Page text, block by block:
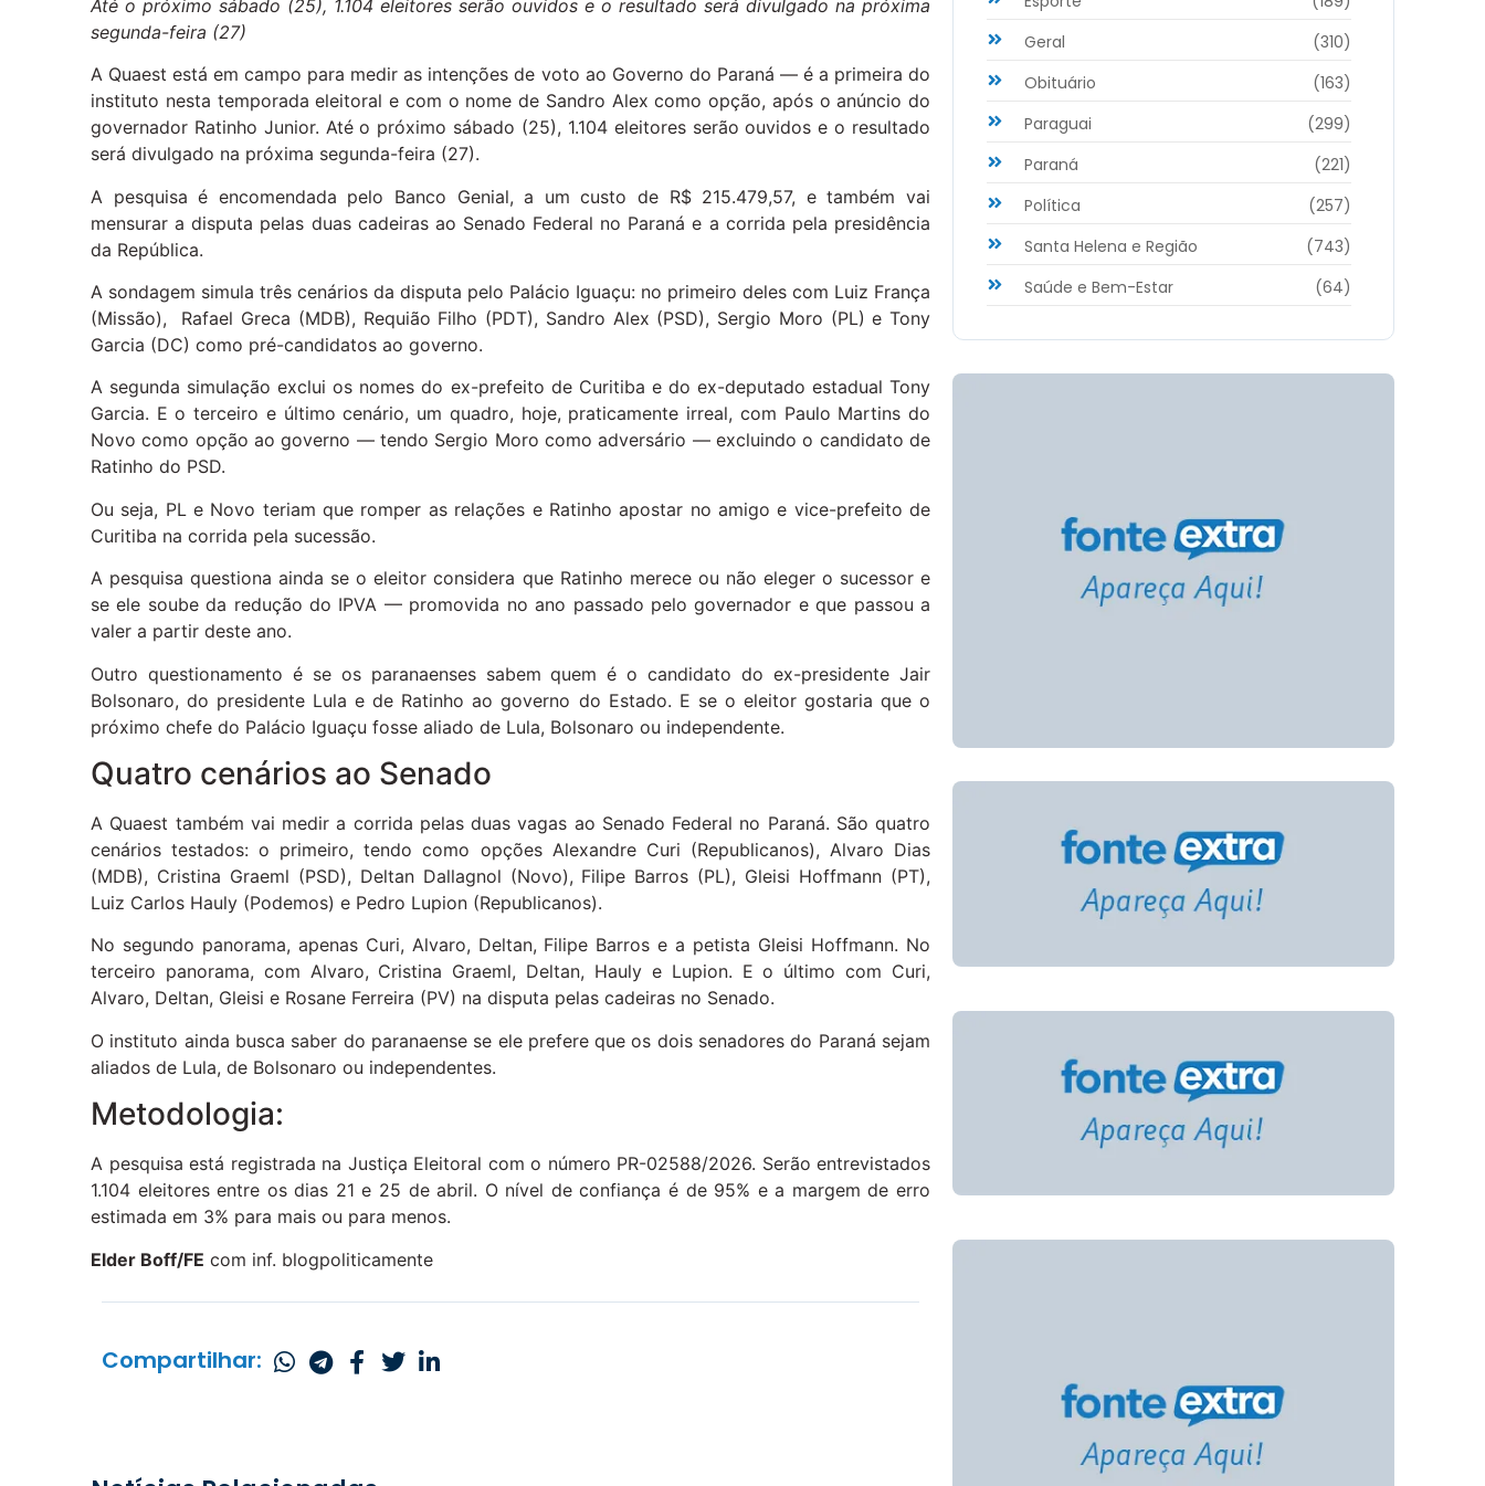
Até o próximo sábado (25), 1.104 eleitores serão ouvidos e o resultado será divulgado na próxima
segunda-feira (27)
A Quaest está em campo para medir as intenções de voto ao Governo do Paraná — é a primeira do
instituto nesta temporada eleitoral e com o nome de Sandro Alex como opção, após o anúncio do
governador Ratinho Junior. Até o próximo sábado (25), 1.104 eleitores serão ouvidos e o resultado
será divulgado na próxima segunda-feira (27).
A pesquisa é encomendada pelo Banco Genial, a um custo de R$ 215.479,57, e também vai
mensurar a disputa pelas duas cadeiras ao Senado Federal no Paraná e a corrida pela presidência
da República.
A sondagem simula três cenários da disputa pelo Palácio Iguaçu: no primeiro deles com Luiz França
(Missão), Rafael Greca (MDB), Requião Filho (PDT), Sandro Alex (PSD), Sergio Moro (PL) e Tony
Garcia (DC) como pré-candidatos ao governo.
A segunda simulação exclui os nomes do ex-prefeito de Curitiba e do ex-deputado estadual Tony
Garcia. E o terceiro e último cenário, um quadro, hoje, praticamente irreal, com Paulo Martins do
Novo como opção ao governo — tendo Sergio Moro como adversário — excluindo o candidato de
Ratinho do PSD.
Ou seja, PL e Novo teriam que romper as relações e Ratinho apostar no amigo e vice-prefeito de
Curitiba na corrida pela sucessão.
A pesquisa questiona ainda se o eleitor considera que Ratinho merece ou não eleger o sucessor e
se ele soube da redução do IPVA — promovida no ano passado pelo governador e que passou a
valer a partir deste ano.
Outro questionamento é se os paranaenses sabem quem é o candidato do ex-presidente Jair
Bolsonaro, do presidente Lula e de Ratinho ao governo do Estado. E se o eleitor gostaria que o
próximo chefe do Palácio Iguaçu fosse aliado de Lula, Bolsonaro ou independente.
Quatro cenários ao Senado
A Quaest também vai medir a corrida pelas duas vagas ao Senado Federal no Paraná. São quatro
cenários testados: o primeiro, tendo como opções Alexandre Curi (Republicanos), Alvaro Dias
(MDB), Cristina Graeml (PSD), Deltan Dallagnol (Novo), Filipe Barros (PL), Gleisi Hoffmann (PT),
Luiz Carlos Hauly (Podemos) e Pedro Lupion (Republicanos).
No segundo panorama, apenas Curi, Alvaro, Deltan, Filipe Barros e a petista Gleisi Hoffmann. No
terceiro panorama, com Alvaro, Cristina Graeml, Deltan, Hauly e Lupion. E o último com Curi,
Alvaro, Deltan, Gleisi e Rosane Ferreira (PV) na disputa pelas cadeiras no Senado.
O instituto ainda busca saber do paranaense se ele prefere que os dois senadores do Paraná sejam
aliados de Lula, de Bolsonaro ou independentes.
Metodologia:
A pesquisa está registrada na Justiça Eleitoral com o número PR-02588/2026. Serão entrevistados
1.104 eleitores entre os dias 21 e 25 de abril. O nível de confiança é de 95% e a margem de erro
estimada em 3% para mais ou para menos.
Elder Boff/FE com inf. blogpoliticamente
Compartilhar:
Geral
(310)
Obituário
(163)
Paraguai
(299)
Paraná
(221)
Política
(257)
Santa Helena e Região
(743)
Saúde e Bem-Estar
(64)